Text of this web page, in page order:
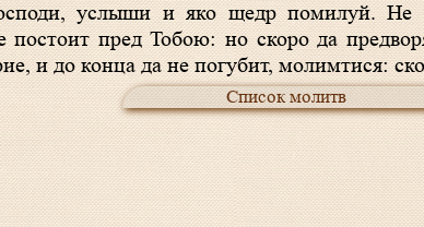
услыши и яко щедр помилуй.
постоит пред Тобою: но скоро да
и до конца да не погубит, молимтися:
Список молитв